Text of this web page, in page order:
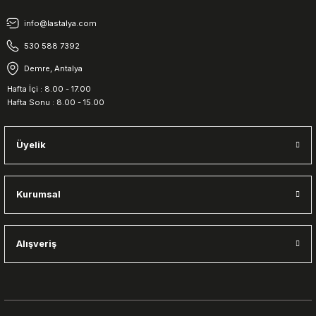
info@lastalya.com
530 588 7392
Demre, Antalya
Hafta İçi : 8.00 - 17.00
Hafta Sonu : 8.00 - 15.00
Üyelik
Kurumsal
Alışveriş